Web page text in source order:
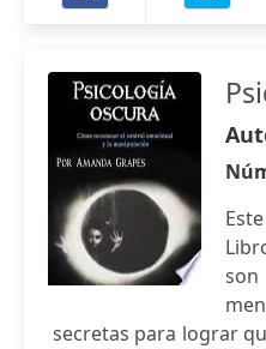
secretas para lograr